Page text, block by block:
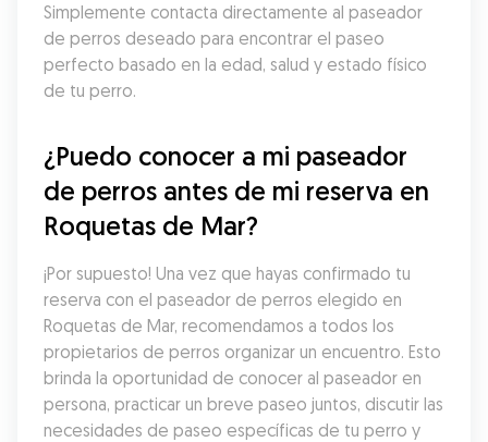
Simplemente contacta directamente al paseador
de perros deseado para encontrar el paseo
perfecto basado en la edad, salud y estado físico
de tu perro.
¿Puedo conocer a mi paseador
de perros antes de mi reserva en
Roquetas de Mar?
¡Por supuesto! Una vez que hayas confirmado tu
reserva con el paseador de perros elegido en
Roquetas de Mar, recomendamos a todos los
propietarios de perros organizar un encuentro. Esto
brinda la oportunidad de conocer al paseador en
persona, practicar un breve paseo juntos, discutir las
necesidades de paseo específicas de tu perro y